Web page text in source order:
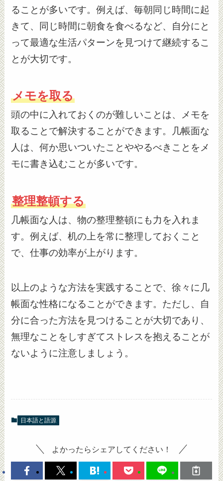
ることが多いです。例えば、毎朝同じ時間に起
きて、同じ時間に朝食を食べるなど、自分にと
って最適な生活パターンを見つけて継続するこ
とが大切です。
メモを取る
頭の中に入れておくのが難しいことは、メモを
取ることで解決することができます。几帳面な
人は、何か思いついたことややるべきことをメ
モに書き込むことが多いです。
整理整頓する
几帳面な人は、物の整理整頓にも力を入れま
す。例えば、机の上を常に整理しておくこと
で、仕事の効率が上がります。
以上のような方法を実践することで、徐々に几
帳面な性格になることができます。ただし、自
分に合った方法を見つけることが大切であり、
無理なことをしすぎてストレスを抱えることが
ないように注意しましょう。
日本語と語源
よかったらシェアしてください！